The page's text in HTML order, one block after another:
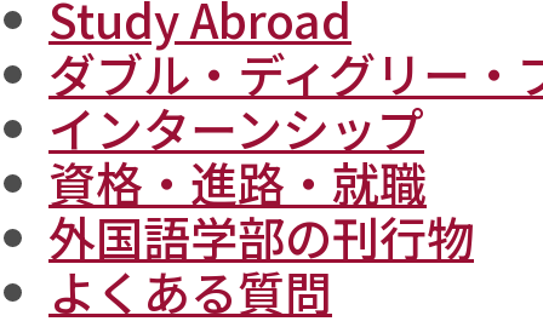
Study Abroad
ダブル・ディグリー・
インターンシップ
資格・進路・就職
外国語学部の刊行物
よくある質問